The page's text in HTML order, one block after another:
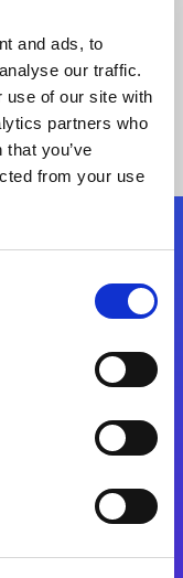
and ads, to
our traffic.
use of our site with
partners who
you’ve
from your use